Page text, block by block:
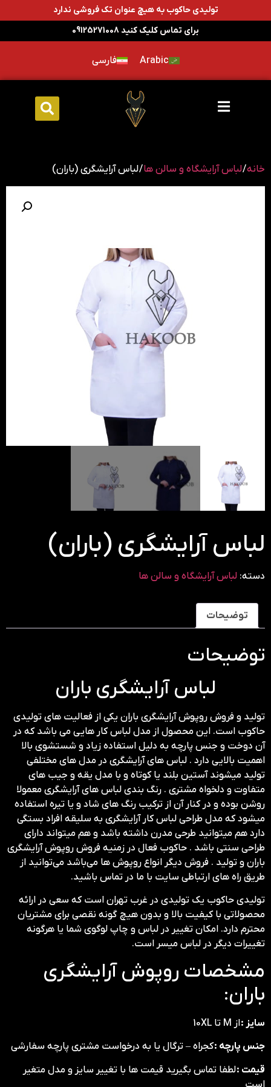
تولیدی حاکوب به هیچ عنوان تک فروشی ندارد
برای تماس کلیک کنید 09125271008
Arabic فارسی
خانه/لباس آرایشگاه و سالن ها/ لباس آرایشگری (باران)
لباس آرایشگری (باران)
دسته: لباس آرایشگاه و سالن ها
توضیحات
توضیحات
لباس آرایشگری باران
تولید و فروش روپوش آرایشگری باران یکی از فعالیت های تولیدی
حاکوب است. این محصول از مدل لباس کار هایی می باشد که در
آن دوخت و جنس پارچه به دلیل استفاده زیاد و شستشوی بالا
اهمیت بالایی دارد . لباس های آرایشگری در مدل های مختلفی
تولید میشوند آستین بلند یا کوتاه و با مدل یقه و جیب های
متفاوت و دلخواه مشتری . رنگ بندی لباس های آرایشگری معمولا
روشن بوده و در کنار آن از ترکیب رنگ های شاد و یا تیره استفاده
میشود که مدل طراحی لباس کار آرایشگری به سلیقه افراد بستگی
دارد هم میتوانید طرحی مدرن داشته باشد و هم میتواند دارای
طراحی سنتی باشد . حاکوب فعال در زمنیه فروش روپوش آرایشگری
باران و تولید . فروش دیگر انواع روپوش ها می‌باشد می‌توانید از
طریق راه های ارتباطی سایت با ما در تماس باشید.
تولیدی حاکوب یک تولیدی در غرب تهران است که سعی در ارائه
محصولاتی با کیفیت بالا و بدون هیچ گونه نقصی برای مشتریان
محترم دارد. امکان تغییر در لباس و چاپ لوگوی شما یا هرگونه
تغییرات دیگر در لباس میسر است.
مشخصات روپوش آرایشگری
باران:
سایز :از M تا 10XL
جنس پارچه :کجراه – ترگال یا به درخواست مشتری پارچه سفارشی
قیمت :لطفا تماس بگیرید قیمت ها با تغییر سایز و مدل متغیر
است